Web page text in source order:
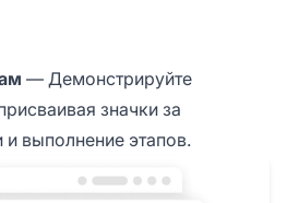
— Демонстрируйте
значки за
выполнение этапов.